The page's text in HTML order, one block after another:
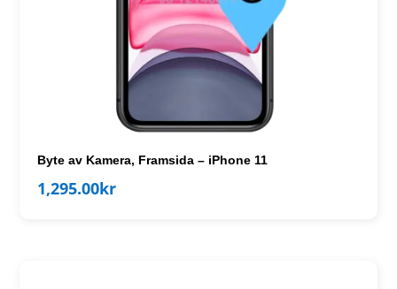
Byte av Kamera, Framsida – iPhone 11
1,295.00kr